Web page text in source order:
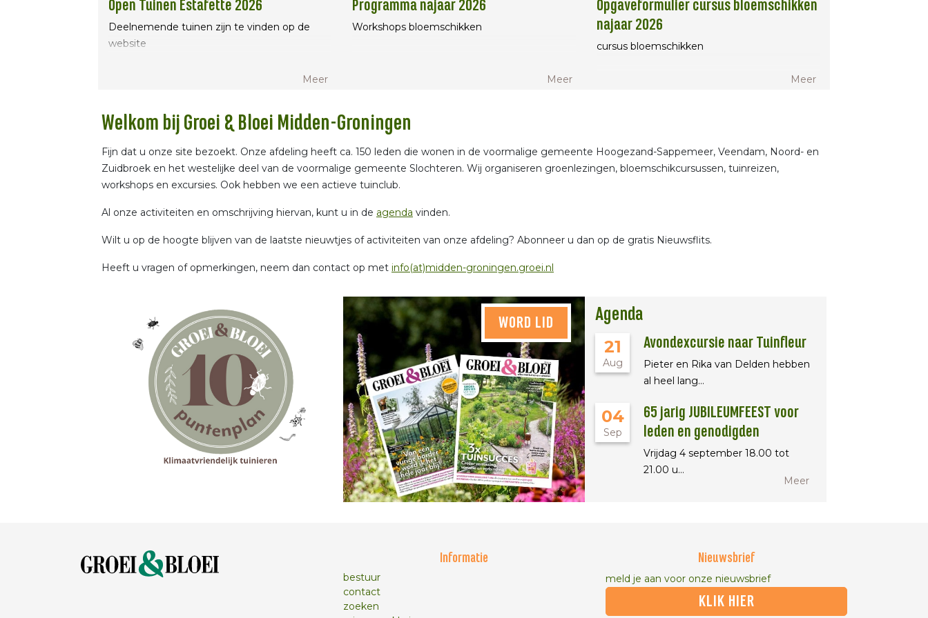
Open Tuinen Estafette 2026
Deelnemende tuinen zijn te vinden op de
website
Meer
Programma najaar 2026
Workshops bloemschikken
Meer
Opgaveformulier cursus bloemschikken
najaar 2026
cursus bloemschikken
Meer
Welkom bij Groei & Bloei Midden-Groningen
Fijn dat u onze site bezoekt. Onze afdeling heeft ca. 150 leden die wonen in de voormalige gemeente Hoogezand-Sappemeer, Veendam, Noord- en
Zuidbroek en het westelijke deel van de voormalige gemeente Slochteren. Wij organiseren groenlezingen, bloemschikcursussen, tuinreizen,
workshops en excursies. Ook hebben we een actieve tuinclub.
Al onze activiteiten en omschrijving hiervan, kunt u in de agenda vinden.
Wilt u op de hoogte blijven van de laatste nieuwtjes of activiteiten van onze afdeling? Abonneer u dan op de gratis Nieuwsflits.
Heeft u vragen of opmerkingen, neem dan contact op met info(at)midden-groningen.groei.nl
WORD LID Agenda
21
Aug
Avondexcursie naar Tuinfleur
Pieter en Rika van Delden hebben
al heel lang…
04
Sep
65 jarig JUBILEUMFEEST voor
leden en genodigden
Vrijdag 4 september 18.00 tot
21.00 u…
Meer
Informatie
bestuur
contact
zoeken
Nieuwsbrief
meld je aan voor onze nieuwsbrief
KLIK HIER